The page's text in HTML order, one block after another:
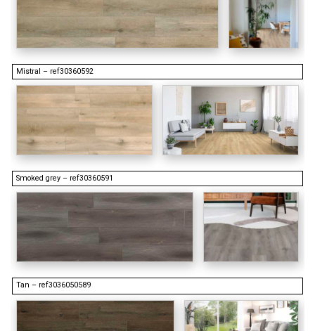
Mistral – ref30360592
Smoked grey – ref30360591
Tan – ref3036050589